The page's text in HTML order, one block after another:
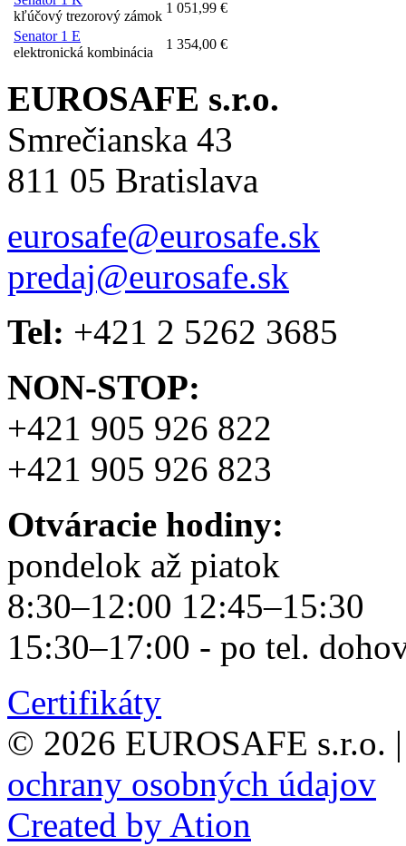
kľúčový trezorový zámok
1 051,99 €
Senator 1 E
elektronická kombinácia
1 354,00 €
EUROSAFE s.r.o.
Smrečianska 43
811 05 Bratislava
eurosafe@eurosafe.sk
predaj@eurosafe.sk
Tel: +421 2 5262 3685
NON-STOP:
+421 905 926 822
+421 905 926 823
Otváracie hodiny:
pondelok až piatok
8:30–12:00 12:45–15:30
15:30–17:00 - po tel.
Certifikáty
© 2026 EUROSAFE s.r.o. |
ochrany osobných údajov
Created by Ation